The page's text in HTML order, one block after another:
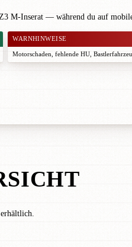
M-Inserat — während du auf
WARNHINWEISE
Motorschaden, fehlende HU,